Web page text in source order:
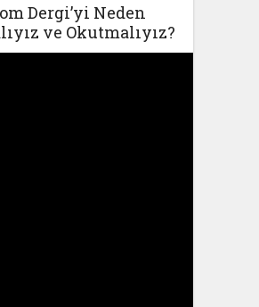
Dergi’yi Neden
ve Okutmalıyız?